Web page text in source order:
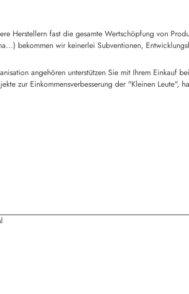
Herstellern fast die gesamte Wertschöpfung von
bekommen wir keinerlei Subventionen,
angehören unterstützen Sie mit Ihrem Einkauf
zur Einkommensverbesserung der "Kleinen Leute",